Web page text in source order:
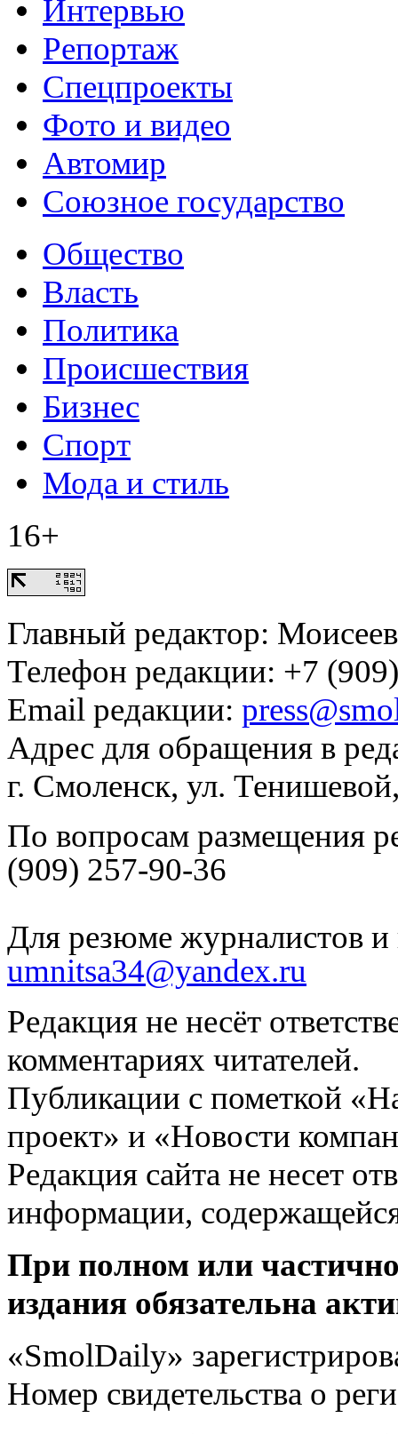
Интервью
Репортаж
Спецпроекты
Фото и видео
Автомир
Союзное государство
Общество
Власть
Политика
Происшествия
Бизнес
Спорт
Мода и стиль
16+
Главный редактор:
Телефон редакции: +7
Email редакции:
Адрес для обращения в
г. Смоленск, ул.
По вопросам размещения
(909) 257-90-36
Для резюме журналистов и
umnitsa34@yandex.ru
Редакция не несёт
комментариях читателей.
Публикации с пометкой
проект» и «Новости
Редакция сайта не несет
информации,
При полном или
издания обязательна
«SmolDaily»
Номер свидетельства о